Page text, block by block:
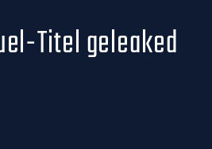
Titel geleaked